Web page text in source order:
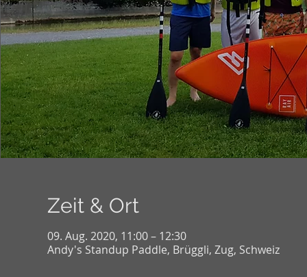
Zeit & Ort
09. Aug. 2020, 11:00 – 12:30
Andy's Standup Paddle, Brüggli, Zug, Schweiz